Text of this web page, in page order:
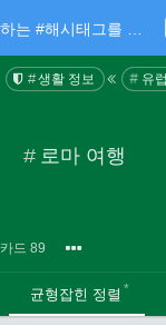
생활 정보 유
# 로마 여행
카드 89
균형잡힌 정렬
스닙팟에서는 좋아하는 #해시태그를 팔로우 하고 내가 관심있는 주제만 모아볼 수 있어요.